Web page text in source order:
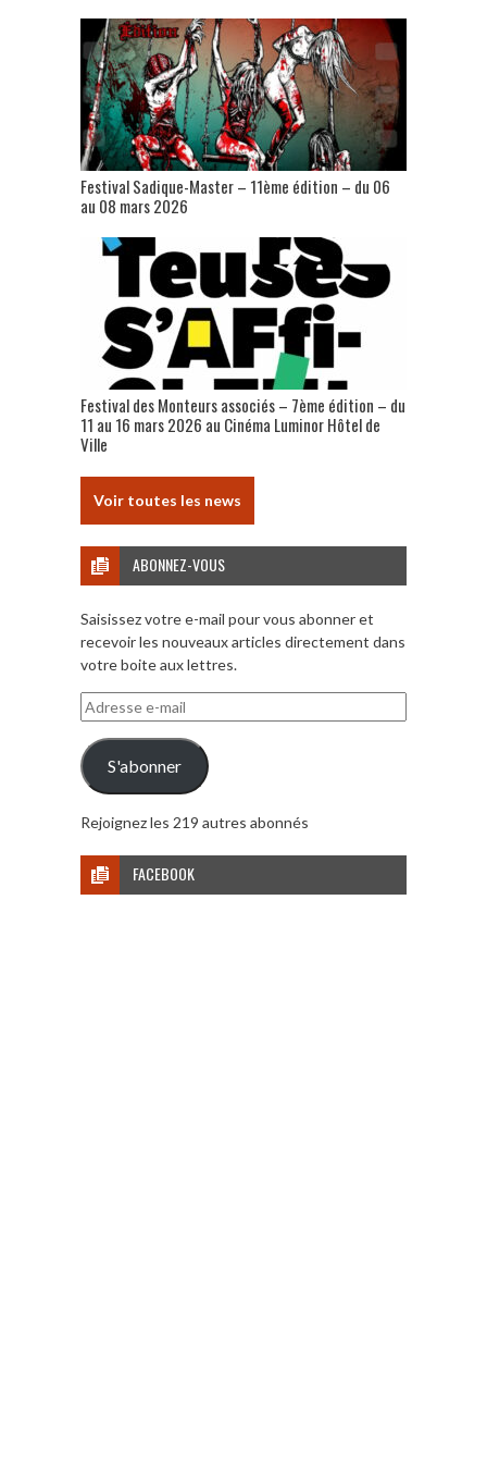
Festival Sadique-Master – 11ème édition – du 06
au 08 mars 2026
Festival des Monteurs associés – 7ème édition – du
11 au 16 mars 2026 au Cinéma Luminor Hôtel de
Ville
Voir toutes les news
ABONNEZ-VOUS
Saisissez votre e-mail pour vous abonner et
recevoir les nouveaux articles directement dans
votre boite aux lettres.
Adresse
e-
mail
S'abonner
Rejoignez les 219 autres abonnés
FACEBOOK